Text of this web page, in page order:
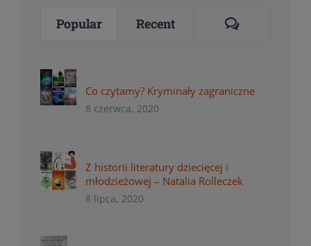
Popular Recent Comments
Co czytamy? Kryminały zagraniczne
8 czerwca, 2020
Z historii literatury dziecięcej i
młodzieżowej – Natalia Rolleczek
8 lipca, 2020